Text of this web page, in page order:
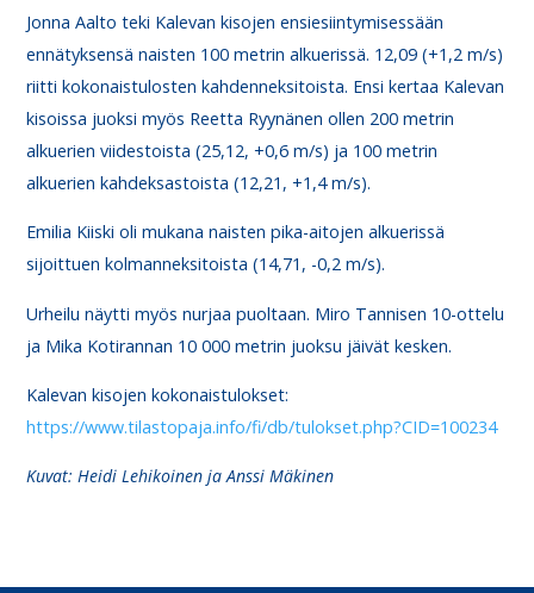
Jonna Aalto teki Kalevan kisojen ensiesiintymisessään
ennätyksensä naisten 100 metrin alkuerissä. 12,09 (+1,2 m/s)
riitti kokonaistulosten kahdenneksitoista. Ensi kertaa Kalevan
kisoissa juoksi myös Reetta Ryynänen ollen 200 metrin
alkuerien viidestoista (25,12, +0,6 m/s) ja 100 metrin
alkuerien kahdeksastoista (12,21, +1,4 m/s).
Emilia Kiiski oli mukana naisten pika-aitojen alkuerissä
sijoittuen kolmanneksitoista (14,71, -0,2 m/s).
Urheilu näytti myös nurjaa puoltaan. Miro Tannisen 10-ottelu
ja Mika Kotirannan 10 000 metrin juoksu jäivät kesken.
Kalevan kisojen kokonaistulokset:
https://www.tilastopaja.info/fi/db/tulokset.php?CID=100234
Kuvat: Heidi Lehikoinen ja Anssi Mäkinen